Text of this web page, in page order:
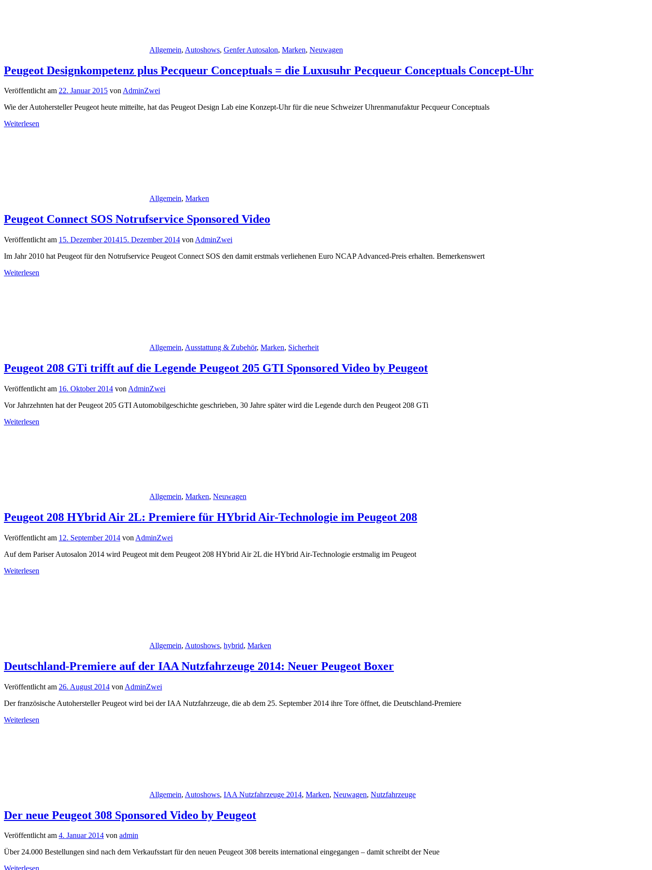
Allgemein, Autoshows, Genfer Autosalon, Marken, Neuwagen
Peugeot Designkompetenz plus Pecqueur Conceptuals = die Luxusuhr Pecqueur Conceptuals Concept-Uhr
Veröffentlicht am 22. Januar 2015 vonAdminZwei
Wie der Autohersteller Peugeot heute mitteilte, hat das Peugeot Design Lab eine Konzept-Uhr für die neue Schweizer Uhrenmanufaktur Pecqueur Conceptuals
Weiterlesen
Allgemein, Marken
Peugeot Connect SOS Notrufservice Sponsored Video
Veröffentlicht am 15. Dezember 201415. Dezember 2014 von AdminZwei
Im Jahr 2010 hat Peugeot für den Notrufservice Peugeot Connect SOS den damit erstmals verliehenen Euro NCAP Advanced-Preis erhalten. Bemerkenswert
Weiterlesen
Allgemein, Ausstattung & Zubehör, Marken, Sicherheit
Peugeot 208 GTi trifft auf die Legende Peugeot 205 GTI Sponsored Video by Peugeot
Veröffentlicht am 16. Oktober 2014 von AdminZwei
Vor Jahrzehnten hat der Peugeot 205 GTI Automobilgeschichte geschrieben, 30 Jahre später wird die Legende durch den Peugeot 208 GTi
Weiterlesen
Allgemein, Marken, Neuwagen
Peugeot 208 HYbrid Air 2L: Premiere für HYbrid Air-Technologie im Peugeot 208
Veröffentlicht am 12. September 2014 von AdminZwei
Auf dem Pariser Autosalon 2014 wird Peugeot mit dem Peugeot 208 HYbrid Air 2L die HYbrid Air-Technologie erstmalig im Peugeot
Weiterlesen
Allgemein, Autoshows, hybrid, Marken
Deutschland-Premiere auf der IAA Nutzfahrzeuge 2014: Neuer Peugeot Boxer
Veröffentlicht am 26. August 2014 von AdminZwei
Der französische Autohersteller Peugeot wird bei der IAA Nutzfahrzeuge, die ab dem 25. September 2014 ihre Tore öffnet, die Deutschland-Premiere
Weiterlesen
Allgemein, Autoshows, IAA Nutzfahrzeuge 2014, Marken, Neuwagen, Nutzfahrzeuge
Der neue Peugeot 308 Sponsored Video by Peugeot
Veröffentlicht am 4. Januar 2014 von admin
Über 24.000 Bestellungen sind nach dem Verkaufsstart für den neuen Peugeot 308 bereits international eingegangen – damit schreibt der Neue